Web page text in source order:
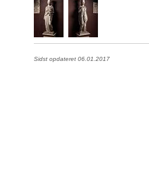
Sidst opdateret 06.01.2017